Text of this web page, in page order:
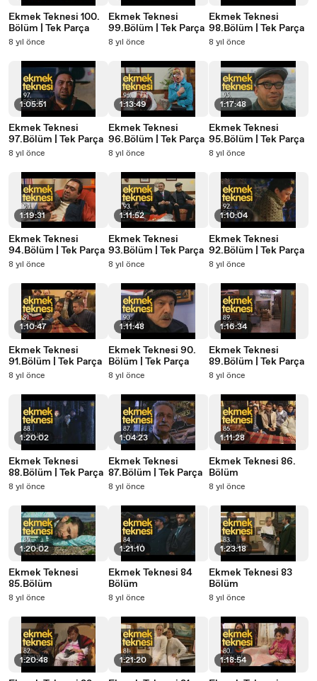
Ekmek Teknesi 100.
Bölüm | Tek Parça
8 yıl önce
1:05:51
Ekmek Teknesi
97.Bölüm | Tek Parça
8 yıl önce
1:19:31
Ekmek Teknesi
94.Bölüm | Tek Parça
8 yıl önce
1:10:47
Ekmek Teknesi
91.Bölüm | Tek Parça
8 yıl önce
1:20:02
Ekmek Teknesi
88.Bölüm | Tek Parça
8 yıl önce
1:20:02
Ekmek Teknesi
85.Bölüm
8 yıl önce
1:20:48
Ekmek Teknesi
99.Bölüm | Tek Parça
8 yıl önce
1:13:49
Ekmek Teknesi
96.Bölüm | Tek Parça
8 yıl önce
1:11:52
Ekmek Teknesi
93.Bölüm | Tek Parça
8 yıl önce
1:11:48
Ekmek Teknesi 90.
Bölüm | Tek Parça
8 yıl önce
1:04:23
Ekmek Teknesi
87.Bölüm | Tek Parça
8 yıl önce
1:21:10
Ekmek Teknesi 84
Bölüm
8 yıl önce
1:21:20
Ekmek Teknesi
98.Bölüm | Tek Parça
8 yıl önce
1:17:48
Ekmek Teknesi
95.Bölüm | Tek Parça
8 yıl önce
1:10:04
Ekmek Teknesi
92.Bölüm | Tek Parça
8 yıl önce
1:16:34
Ekmek Teknesi
89.Bölüm | Tek Parça
8 yıl önce
1:11:28
Ekmek Teknesi 86.
Bölüm
8 yıl önce
1:23:18
Ekmek Teknesi 83
Bölüm
8 yıl önce
1:18:54